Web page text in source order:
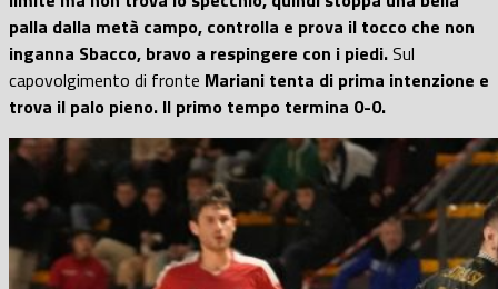
palla dalla metà campo, controlla e prova il tocco che non
inganna Sbacco, bravo a respingere con i piedi.Sul
capovolgimento di fronte Mariani tenta di prima intenzione e
trova il palo pieno. Il primo tempo termina 0-0.